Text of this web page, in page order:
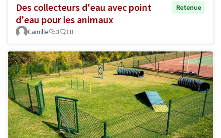
Des collecteurs d'eau avec point
d'eau pour les animaux
Retenue
Camille 3 10